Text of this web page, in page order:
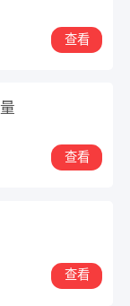
查看
查看
查看